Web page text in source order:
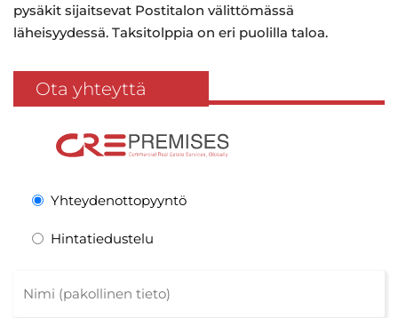
pysäkit sijaitsevat Postitalon välittömässä
läheisyydessä. Taksitolppia on eri puolilla taloa.
Ota yhteyttä
Yhteydenottopyyntö
Hintatiedustelu